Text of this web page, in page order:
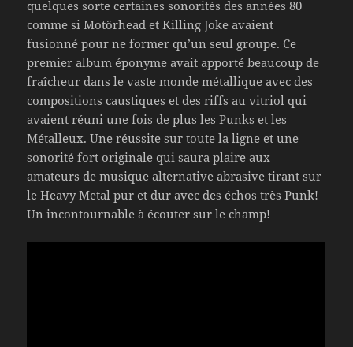
quelques sorte certaines sonorités des années 80
comme si Motörhead et Killing Joke avaient
fusionné pour ne former qu’un seul groupe. Ce
premier album éponyme avait apporté beaucoup de
fraîcheur dans le vaste monde métallique avec des
compositions caustiques et des riffs au vitriol qui
avaient réuni une fois de plus les Punks et les
Métalleux. Une réussite sur toute la ligne et une
sonorité fort originale qui saura plaire aux
amateurs de musique alternative abrasive tirant sur
le Heavy Metal pur et dur avec des échos très Punk!
Un incontournable à écouter sur le champ!